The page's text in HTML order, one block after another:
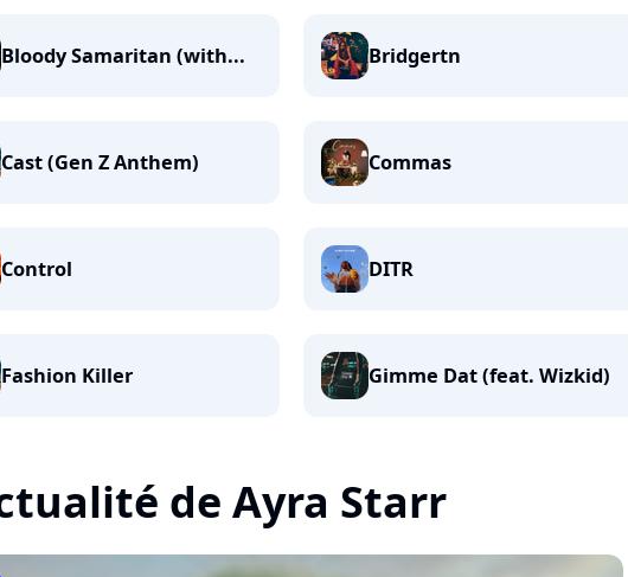
Bloody Samaritan (with... Bridgertn
Cast (Gen Z Anthem) Commas
Control DITR
Fashion Killer Gimme Dat (feat. Wizkid)
de Ayra Starr